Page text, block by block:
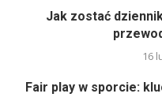
Jak zostać
16
Fair play w sporcie: